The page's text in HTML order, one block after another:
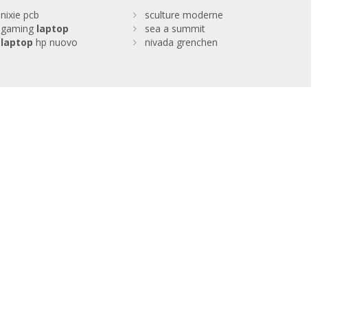
nixie pcb
sculture moderne
gaming laptop
sea a summit
laptop hp nuovo
nivada grenchen